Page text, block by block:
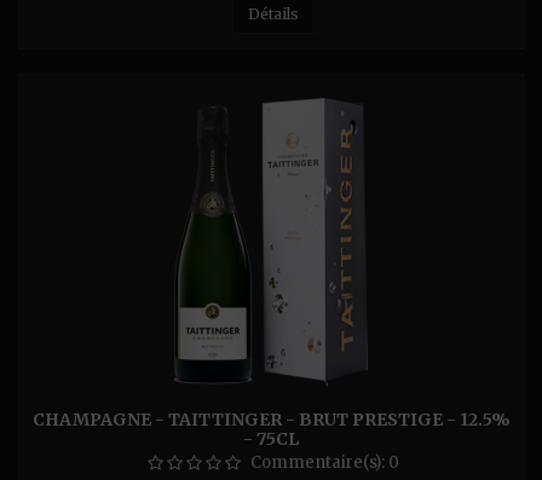
Détails
CHAMPAGNE - TAITTINGER - BRUT PRESTIGE - 12.5%
- 75CL
Commentaire(s): 0